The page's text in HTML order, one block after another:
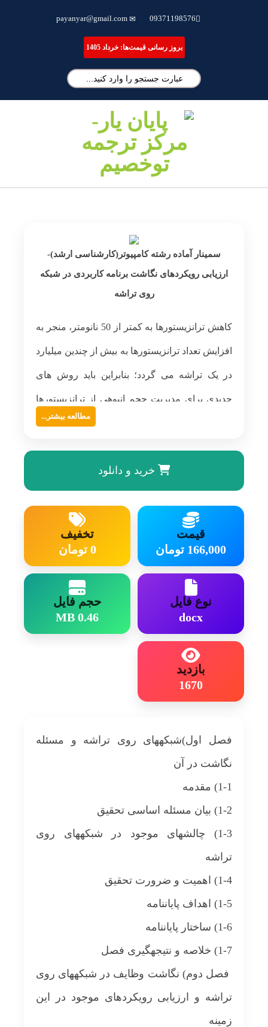
09371198576
payanyar@gmail.com
بروز رسانی قیمت‌ها: خرداد 1405
سمینار آماده رشته کامپیوتر(کارشناسی ارشد)-
ارزیابی رویکردهای نگاشت برنامه کاربردی در شبکه
روی تراشه
کاهش ترانزیستورها به کمتر از 50 نانومتر، منجر به
افزایش تعداد ترانزیستورها به بیش از چندین میلیارد
در یک تراشه می گردد؛ بنابراین باید روش های
جدیدی برای مدیریت حجم انبوهی از ترانزیستورها
بر روی یک تراشه اعمال شود. سیستم بر تراشه و
مشکلات هستند. سیستم بر تراشه شامل تعداد
مجدد می باشد و برای ارتباط این هسته ها نیاز به
معماری های ارتباطی مقیاس پذیر و با قابلیت
گسترش و کارایی بالا....
مطالعه بیشتر...
خرید و دانلود
قیمت
166,000 تومان
تخفیف
0 تومان
نوع فایل
docx
حجم فایل
0.46 MB
بازدید
1670
فصل اول)شبکه‎های روی تراشه و مسئله
نگاشت در آن
1-1) مقدمه
1-2) بیان مسئله اساسی تحقیق
1-3) چالش‎های موجود در شبکه‎های روی
تراشه
1-4) اهمیت و ضرورت تحقیق
1-5) اهداف پایان‏نامه
1-6) ساختار پایان‏نامه
1-7) خلاصه و نتیجه‎گیری فصل
فصل دوم) نگاشت وظایف در شبکه‎های روی
تراشه و ارزیابی رویکردهای موجود در این
زمینه